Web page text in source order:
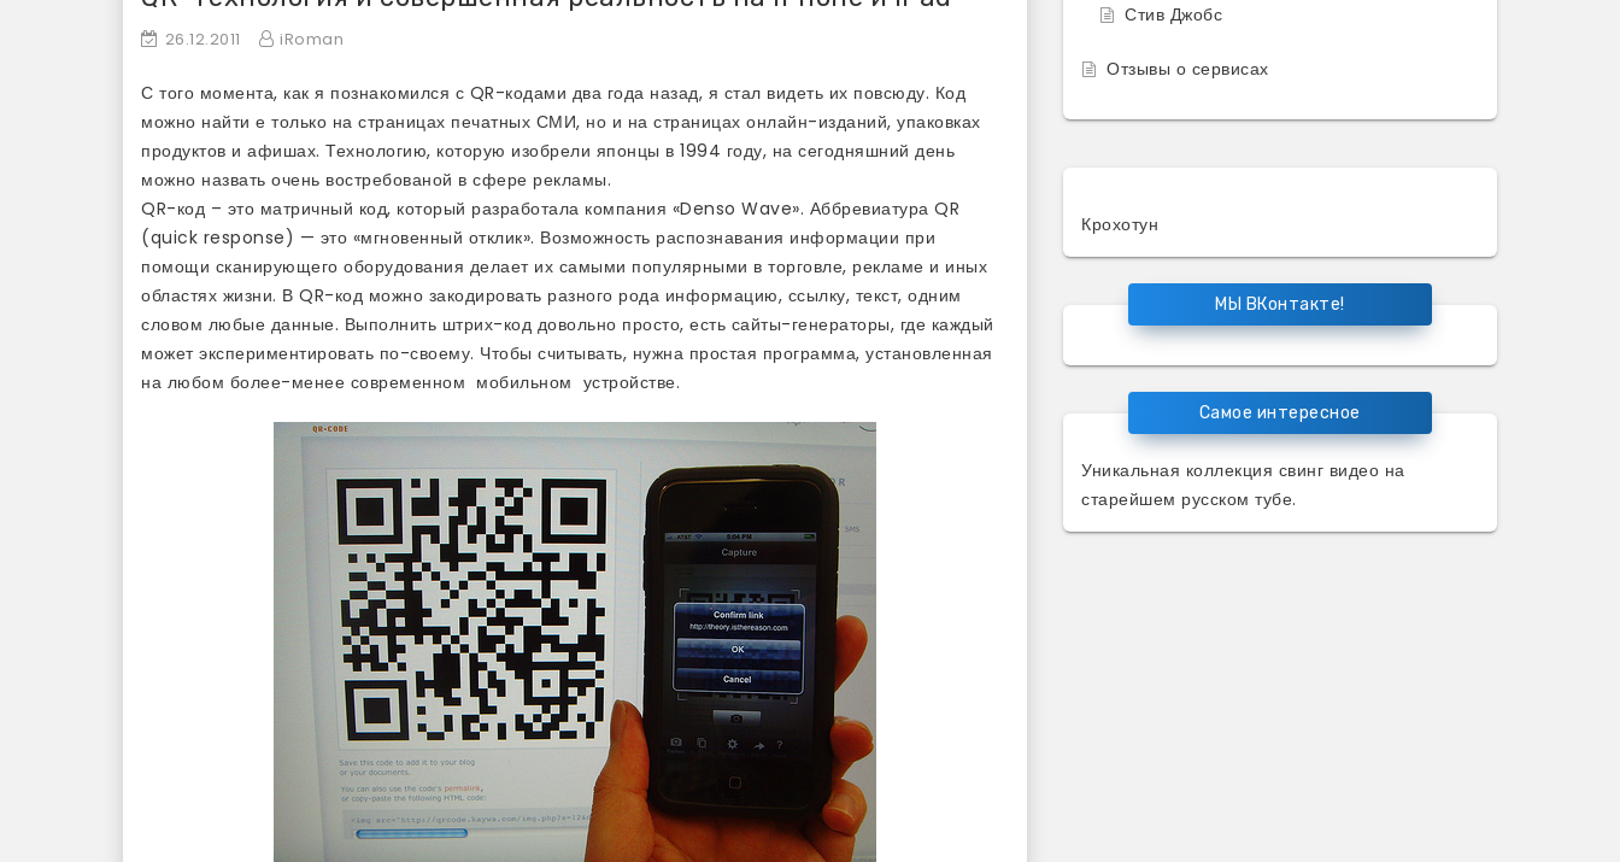
26.12.2011 iRoman
С того момента, как я познакомился с QR-кодами два года назад, я стал видеть их повсюду. Код
можно найти е только на страницах печатных СМИ, но и на страницах онлайн-изданий, упаковках
продуктов и афишах. Технологию, которую изобрели японцы в 1994 году, на сегодняшний день
можно назвать очень востребованой в сфере рекламы.
QR-код – это матричный код, который разработала компания «Denso Wave». Аббревиатура QR
(quick response) — это «мгновенный отклик». Возможность распознавания информации при
помощи сканирующего оборудования делает их самыми популярными в торговле, рекламе и иных
областях жизни. В QR-код можно закодировать разного рода информацию, ссылку, текст, одним
словом любые данные. Выполнить штрих-код довольно просто, есть сайты-генераторы, где каждый
может экспериментировать по-своему. Чтобы считывать, нужна простая программа, установленная
на любом более-менее современном мобильном устройстве.
Стив Джобс
Отзывы о сервисах
Крохотун
МЫ ВКонтакте!
Самое интересное
Уникальная коллекция свинг видео на
старейшем русском тубе.